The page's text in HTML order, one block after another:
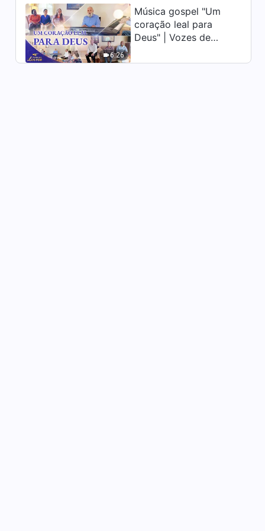
9:01
Palavras diárias de Deus:
Conhecendo Deus | Trecho
101 6:26
Música gospel "Um
coração leal para
Deus" | Vozes de